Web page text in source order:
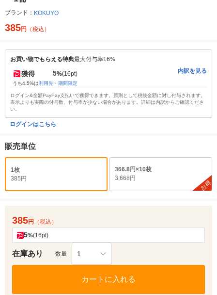
ブランド： KOKUYO
385円 （税込）
お買い物でもらえる特典最大付与率16%
獲得 5%(16pt)
うち4.5%は利用先・期間限定
内訳を見る
ログイン&全額PayPay支払いで獲得できます。原則として税抜金額に対し付与されます。
表示よりも実際の付与数、付与率が少ない場合があります。詳細は内訳からご確認くださ
い。
ログインはこちら
販売単位
1枚
385円
366.8円×10枚
3,668円
お得
385円 （税込）
5%(16pt)
在庫あり 数量 1
カートに入れる